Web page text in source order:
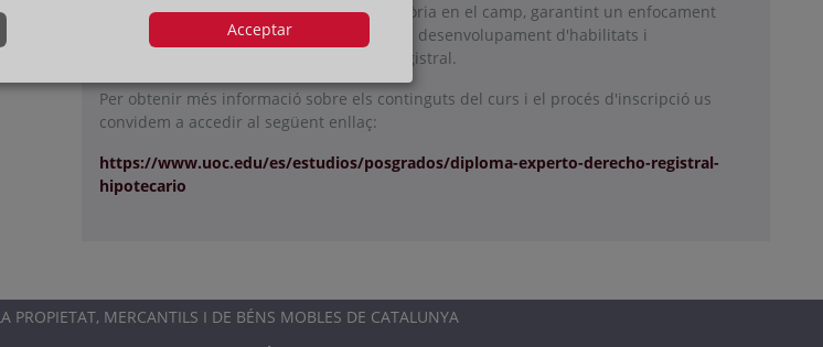
compten amb àmplia experiència i trajectòria en el camp, garantint un enfocament
pedagògic rigorós i pràctic, que potenciï el desenvolupament d'habilitats i
coneixements clau en el camp del dret registral.
Per obtenir més informació sobre els continguts del curs i el procés d'inscripció us
convidem a accedir al següent enllaç:
https://www.uoc.edu/es/estudios/posgrados/diploma-experto-derecho-registral-
hipotecario
MERCANTILS I DE BÉNS MOBLES DE CATALUNYA
Acceptar